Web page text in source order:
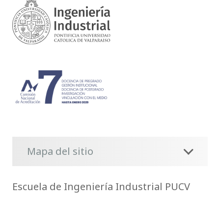
Mapa del sitio
Escuela de Ingeniería Industrial PUCV